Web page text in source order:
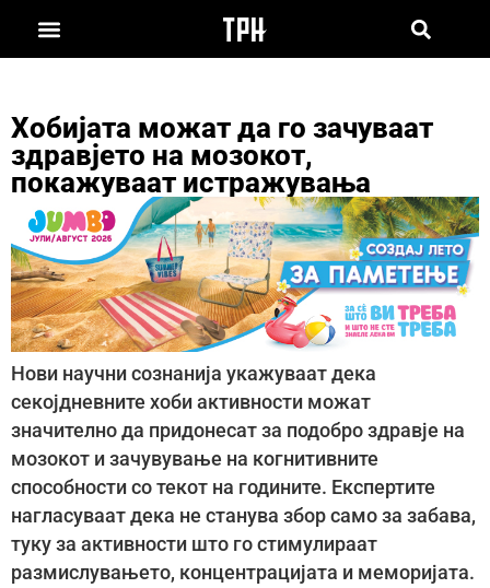
Хобијата можат да го зачуваат
здравјето на мозокот,
покажуваат истражувања
Нови научни сознанија укажуваат дека
секојдневните хоби активности можат
значително да придонесат за подобро здравје на
мозокот и зачувување на когнитивните
способности со текот на годините. Експертите
нагласуваат дека не станува збор само за забава,
туку за активности што го стимулираат
размислувањето, концентрацијата и меморијата.